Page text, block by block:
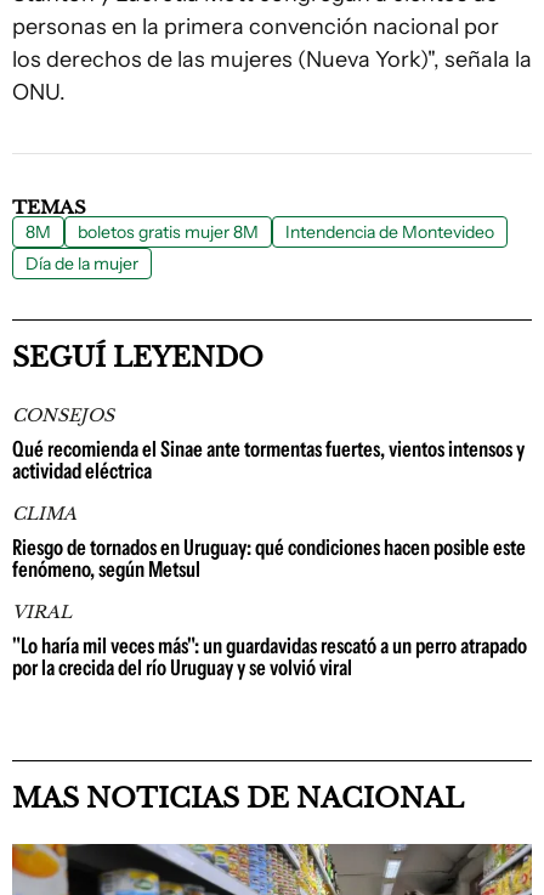
personas en la primera convención nacional por
los derechos de las mujeres (Nueva York)", señala la
ONU.
TEMAS
8M boletos gratis mujer 8M
Intendencia de Montevideo
Día de la mujer
SEGUÍ LEYENDO
CONSEJOS
Qué recomienda el Sinae ante tormentas fuertes, vientos intensos y
actividad eléctrica
CLIMA
Riesgo de tornados en Uruguay: qué condiciones hacen posible este
fenómeno, según Metsul
VIRAL
"Lo haría mil veces más": un guardavidas rescató a un perro atrapado
por la crecida del río Uruguay y se volvió viral
MAS NOTICIAS DE NACIONAL